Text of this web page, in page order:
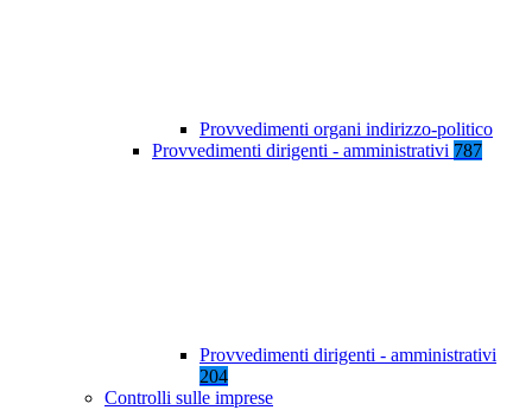
Provvedimenti organi indirizzo-politico
Provvedimenti dirigenti - amministrativi 787
Provvedimenti dirigenti - amministrativi
204
Controlli sulle imprese